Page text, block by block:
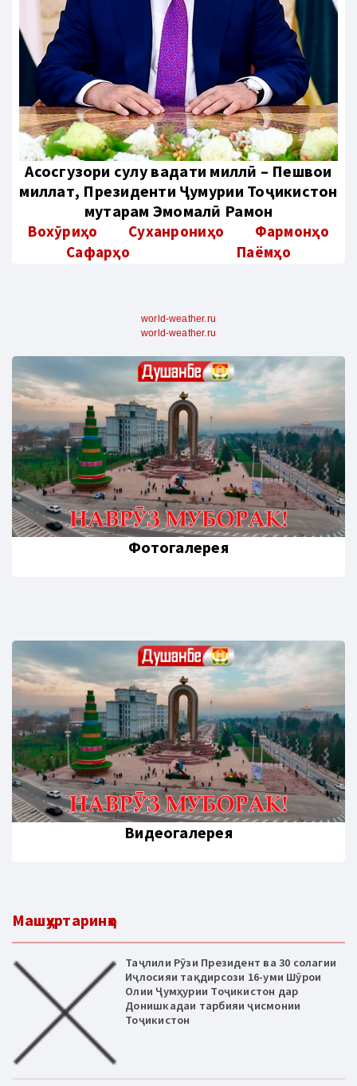
Aсосгузори сулҳу ваҳдати миллӣ – Пешвои
миллат, Президенти Ҷумҳурии Тоҷикистон
муҳтарам Эмомалӣ Раҳмон
Вохӯриҳо Суханрониҳо
Фармонҳо
Сафарҳо
Паёмҳо
world-weather.ru
world-weather.ru
Фотогалерея
Видеогалерея
Машҳуртаринҳо
Таҷлили Рӯзи Президент ва 30 солагии
Иҷлосияи тақдирсози 16-уми Шӯрои
Олии Ҷумҳурии Тоҷикистон дар
Донишкадаи тарбияи ҷисмонии
Тоҷикистон